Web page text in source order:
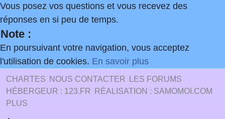
Vous posez vos questions et vous recevez des
réponses en si peu de temps.
Note :
En poursuivant votre navigation, vous acceptez
l'utilisation de cookies. En savoir plus
CHARTES NOUS CONTACTER
LES FORUMS
HÉBERGEUR : 123.FR
RÉALISATION : SAMOMOI.COM
PLUS
.